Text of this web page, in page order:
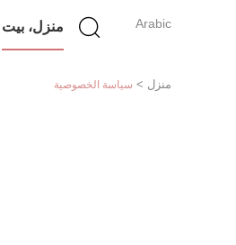
Arabic منزل، بيت
منزل > سياسة الخصوصية